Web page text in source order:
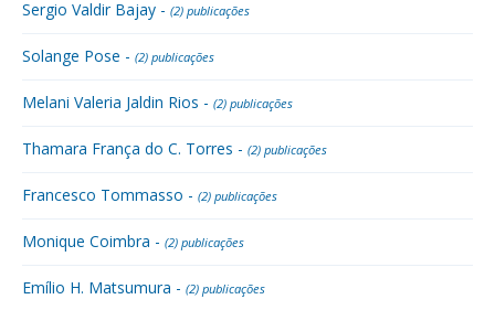
Sergio Valdir Bajay - (2) publicações
Solange Pose - (2) publicações
Melani Valeria Jaldin Rios - (2) publicações
Thamara França do C. Torres - (2) publicações
Francesco Tommasso - (2) publicações
Monique Coimbra - (2) publicações
Emílio H. Matsumura - (2) publicações